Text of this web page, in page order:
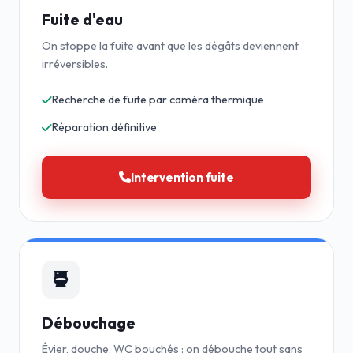
Fuite d'eau
On stoppe la fuite avant que les dégâts deviennent
irréversibles.
Recherche de fuite par caméra thermique
Réparation définitive
Intervention fuite
Débouchage
Évier, douche, WC bouchés : on débouche tout sans